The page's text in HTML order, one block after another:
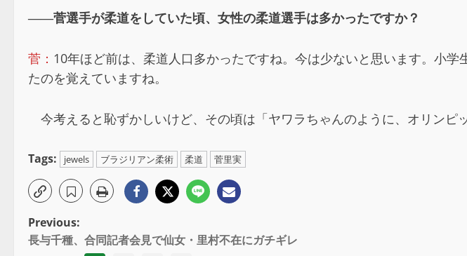
――菅選手が柔道をしていた頃、女性の柔道選手は多かったですか？
菅： 10年ほど前は、柔道人口多かったですね。今は少ないと思います。小
たのを覚えていますね。
今考えると恥ずかしいけど、その頃は「ヤワラちゃんのように、オリンピ
Tags: jewels ブラジリアン柔術 柔道 菅里実
Previous:
長与千種、合同記者会見で仙女・里村不在にガチギレ